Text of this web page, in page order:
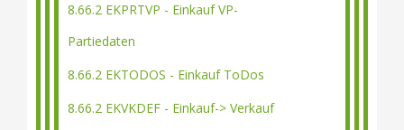
8.66.2 EKPRTVP - Einkauf VP-
Partiedaten
8.66.2 EKTODOS - Einkauf ToDos
8.66.2 EKVKDEF - Einkauf-> Verkauf